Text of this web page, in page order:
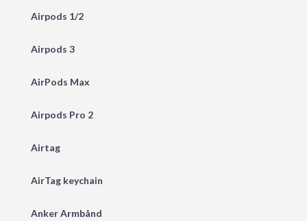
Airpods 1/2
Airpods 3
AirPods Max
Airpods Pro 2
Airtag
AirTag keychain
Anker Armbånd